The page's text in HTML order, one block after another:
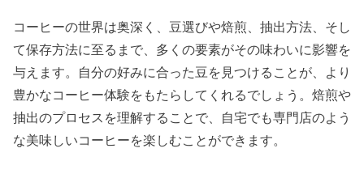
コーヒーの世界は奥深く、豆選びや焙煎、抽出方法、そし
て保存方法に至るまで、多くの要素がその味わいに影響を
与えます。自分の好みに合った豆を見つけることが、より
豊かなコーヒー体験をもたらしてくれるでしょう。焙煎や
抽出のプロセスを理解することで、自宅でも専門店のよう
な美味しいコーヒーを楽しむことができます。